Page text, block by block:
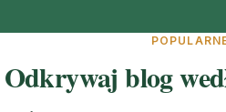
Odkrywaj blog